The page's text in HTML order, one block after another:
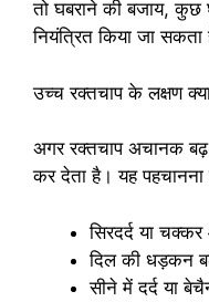
तो घबराने की बजाय,
नियंत्रित किया जा सकता
उच्च रक्तचाप के लक्षण
अगर रक्तचाप अचानक
कर देता है। यह
सिरदर्द या
दिल की धड़कन
सीने में दर्द या